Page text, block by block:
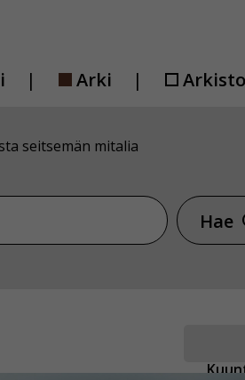
Arki Arkisto
seitsemän mitalia
Hae